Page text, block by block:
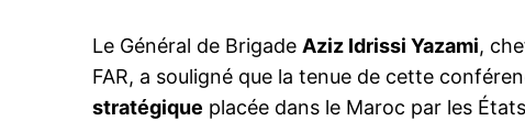
le1.ma
Le Général de Brigade Aziz Idrissi Yazami,
FAR, a souligné que la tenue de cette
stratégique placée dans le Maroc par les